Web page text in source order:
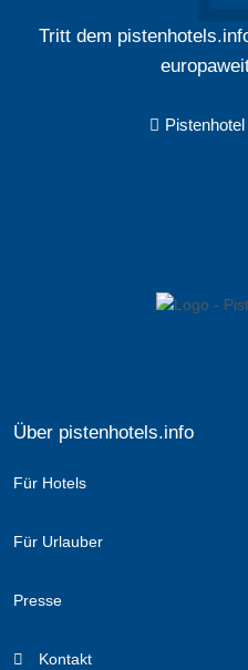
Tritt dem
Über pistenhotels.info
Für Hotels
Für Urlauber
Presse
Kontakt